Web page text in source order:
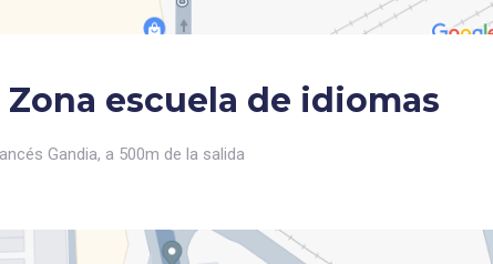
escuela de idiomas
Gandia, a 500m de la salida